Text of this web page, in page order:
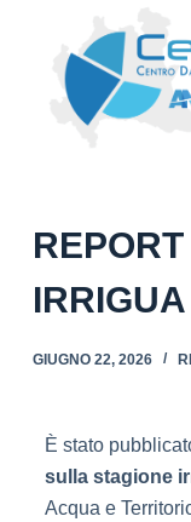
GIUGNO 22, 2026
È stato
sulla stagione
Acqua e